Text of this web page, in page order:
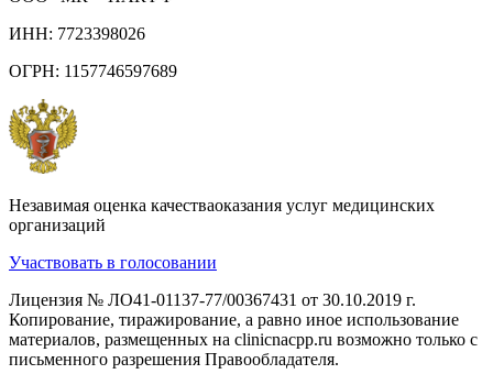
ИНН: 7723398026
ОГРН: 1157746597689
Незавимая оценка качестваоказания услуг медицинских
организаций
Участвовать в голосовании
Лицензия № ЛО41-01137-77/00367431 от 30.10.2019 г.
Копирование, тиражирование, а равно иное использование
материалов, размещенных на clinicnacpp.ru возможно только с
письменного разрешения Правообладателя.